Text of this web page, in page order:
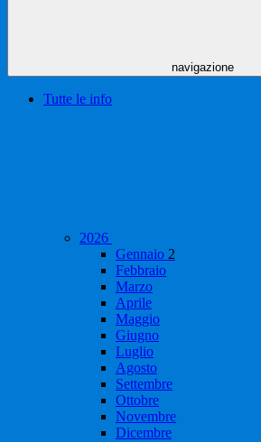
navigazione
Tutte le info
2026
Gennaio 2
Febbraio
Marzo
Aprile
Maggio
Giugno
Luglio
Agosto
Settembre
Ottobre
Novembre
Dicembre